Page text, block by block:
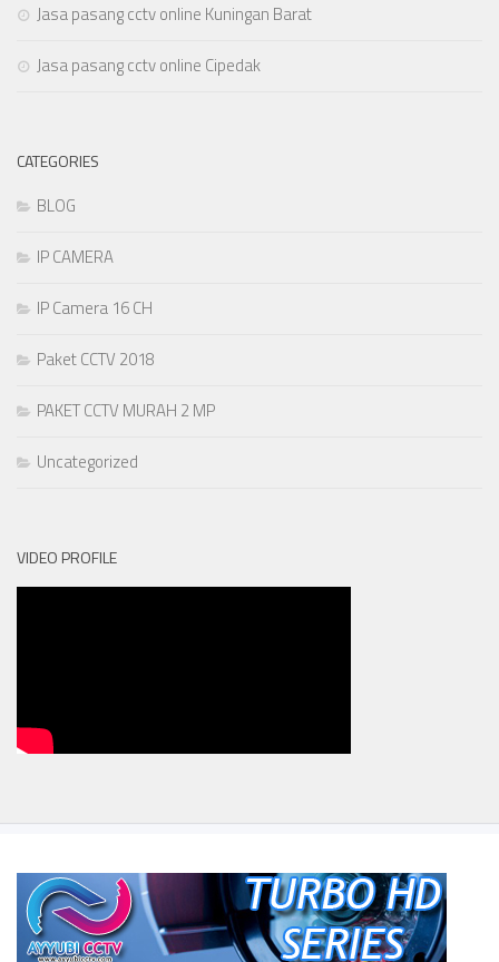
Jasa pasang cctv online Kuningan Barat
Jasa pasang cctv online Cipedak
CATEGORIES
BLOG
IP CAMERA
IP Camera 16 CH
Paket CCTV 2018
PAKET CCTV MURAH 2 MP
Uncategorized
VIDEO PROFILE